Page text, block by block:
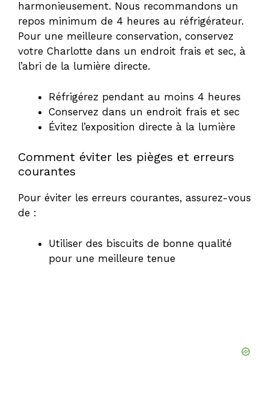
harmonieusement. Nous recommandons un
repos minimum de 4 heures au réfrigérateur.
Pour une meilleure conservation, conservez
votre Charlotte dans un endroit frais et sec, à
l’abri de la lumière directe.
Réfrigérez pendant au moins 4 heures
Conservez dans un endroit frais et sec
Évitez l’exposition directe à la lumière
Comment éviter les pièges et erreurs
courantes
Pour éviter les erreurs courantes, assurez-vous
de :
Utiliser des biscuits de bonne qualité
pour une meilleure tenue